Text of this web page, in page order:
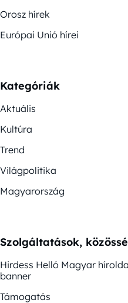
Orosz hírek
Európai Unió hírei
Kategóriák
Aktuális
Kultúra
Trend
Világpolitika
Magyarország
Szolgáltatások,
Hirdess Helló Magyar
banner
Támogatás